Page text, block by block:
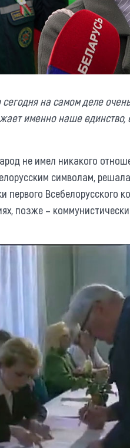
сегодня на самом деле
именно наше единство,
не имел никакого
символам,
первого Всебелорусского
позже –